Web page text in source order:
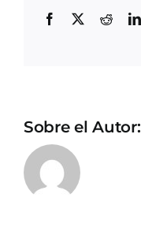
Facebook
X Reddit
Sobre el Autor: